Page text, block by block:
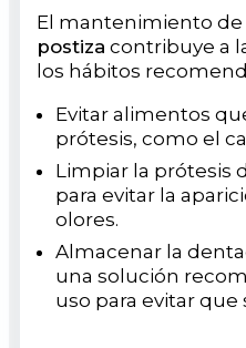
El mantenimiento de
postiza contribuye a
los hábitos
Evitar alimentos
prótesis, como el
Limpiar la prótesis
para evitar la
olores.
Almacenar la
una solución
uso para evitar que